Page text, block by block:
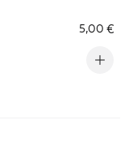
5,00 €